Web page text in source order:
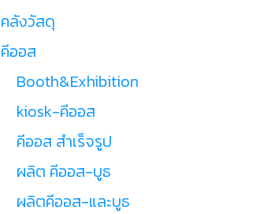
คลังวัสดุ
คีออส
Booth&Exhibition
kiosk-คีออส
คีออส สำเร็จรูป
ผลิต คีออส-บูธ
ผลิตคีออส-และบูธ